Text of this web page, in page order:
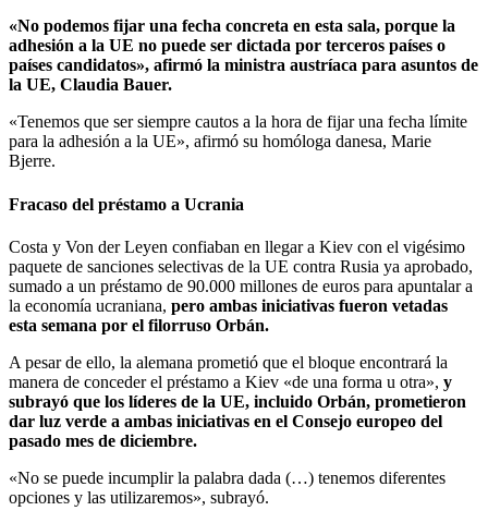
«No podemos fijar una fecha concreta en esta sala, porque la
adhesión a la UE no puede ser dictada por terceros países o
países candidatos», afirmó la ministra austríaca para asuntos de
la UE, Claudia Bauer.
«Tenemos que ser siempre cautos a la hora de fijar una fecha límite
para la adhesión a la UE», afirmó su homóloga danesa, Marie
Bjerre.
Fracaso del préstamo a Ucrania
Costa y Von der Leyen confiaban en llegar a Kiev con el vigésimo
paquete de sanciones selectivas de la UE contra Rusia ya aprobado,
sumado a un préstamo de 90.000 millones de euros para apuntalar a
la economía ucraniana, pero ambas iniciativas fueron vetadas
esta semana por el filorruso Orbán.
A pesar de ello, la alemana prometió que el bloque encontrará la
manera de conceder el préstamo a Kiev «de una forma u otra», y
subrayó que los líderes de la UE, incluido Orbán, prometieron
dar luz verde a ambas iniciativas en el Consejo europeo del
pasado mes de diciembre.
«No se puede incumplir la palabra dada (…) tenemos diferentes
opciones y las utilizaremos», subrayó.